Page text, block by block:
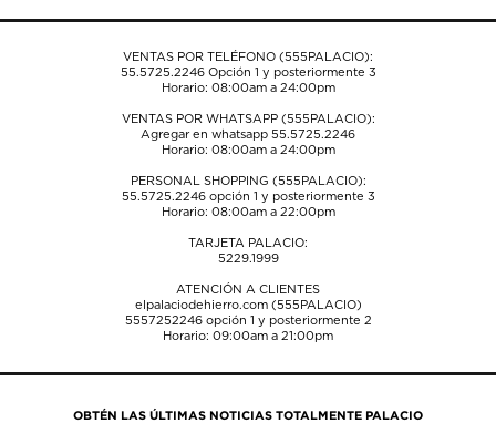
VENTAS POR TELÉFONO (555PALACIO):
55.5725.2246Opción 1 y posteriormente 3
Horario: 08:00am a 24:00pm
VENTAS POR WHATSAPP (555PALACIO):
Agregar en whatsapp 55.5725.2246
Horario: 08:00am a 24:00pm
PERSONAL SHOPPING (555PALACIO):
55.5725.2246opción 1 y posteriormente 3
Horario: 08:00am a 22:00pm
TARJETA PALACIO:
5229.1999
ATENCIÓN A CLIENTES
elpalaciodehierro.com (555PALACIO)
5557252246opción 1 y posteriormente 2
Horario: 09:00am a 21:00pm
OBTÉN LAS ÚLTIMAS NOTICIAS TOTALMENTE PALACIO